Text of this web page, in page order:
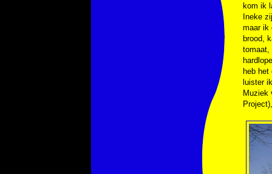
kom ik
Ineke
maar ik
brood,
tomaat,
heb
luister
Muziek